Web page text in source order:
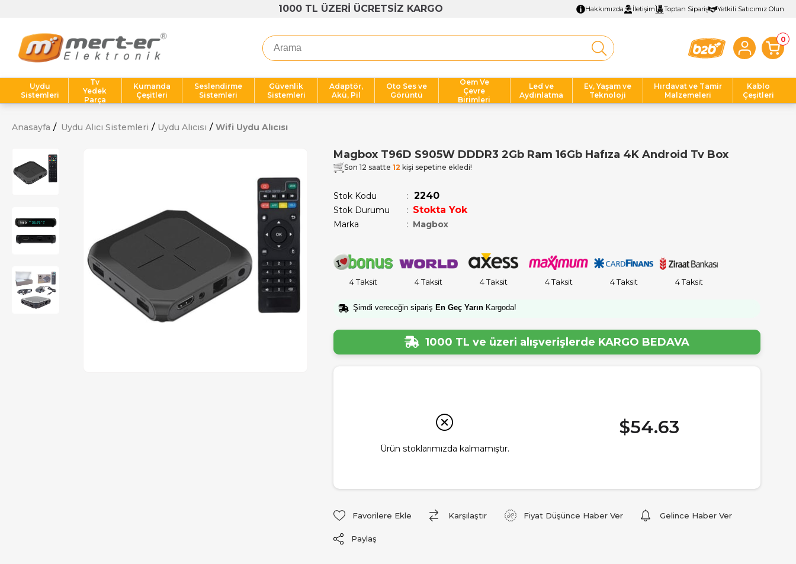
1000 TL ÜZERİ ÜCRETSİZ KARGO Hakkımızda İletişim Toptan Sipariş Yetkili Satıcımız Olun
0
Uydu
Sistemleri
Tv
Yedek
Parça
Kumanda
Çeşitleri
Seslendirme
Sistemleri
Güvenlik
Sistemleri
Adaptör,
Akü, Pil
Oto Ses ve
Görüntü
Oem Ve
Çevre
Birimleri
Led ve
Aydınlatma
Ev, Yaşam ve
Teknoloji
Hırdavat ve Tamir
Malzemeleri
Kablo
Çeşitleri
Anasayfa Uydu Alıcı Sistemleri Uydu Alıcısı Wifi Uydu Alıcısı
Magbox T96D S905W DDDR3 2Gb Ram 16Gb Hafıza 4K Android Tv Box
Son 12 saatte 12 kişi sepetine ekledi!
Stok Kodu 2240
Stok Durumu : Stokta Yok
Marka : Magbox
4 Taksit 4 Taksit 4 Taksit 4 Taksit 4 Taksit 4 Taksit
Şimdi vereceğin sipariş En Geç Yarın Kargoda!
1000 TL ve üzeri alışverişlerde KARGO BEDAVA
Ürün stoklarımızda kalmamıştır.
$54.63
Favorilere Ekle Karşılaştır Fiyat Düşünce Haber Ver Gelince Haber Ver
Paylaş